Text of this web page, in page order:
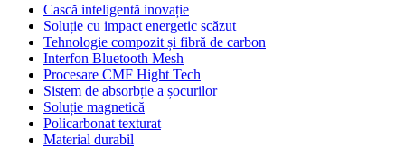
Cască inteligentă inovație
Soluție cu impact energetic scăzut
Tehnologie compozit și fibră de carbon
Interfon Bluetooth Mesh
Procesare CMF Hight Tech
Sistem de absorbție a șocurilor
Soluție magnetică
Policarbonat texturat
Material durabil